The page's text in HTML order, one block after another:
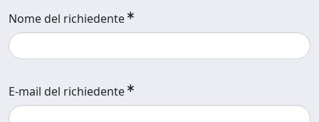
Nome del richiedente
E-mail del richiedente